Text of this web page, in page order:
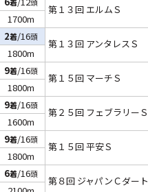
第１３回 エルムＳ
1700m
2着/16頭
第１３回 アンタレスＳ
1800m
9着/16頭
第１５回 マーチＳ
1800m
9着/16頭
第２５回 フェブラリーＳ
1600m
9着/16頭
第１５回 平安Ｓ
1800m
6着/16頭
第８回 ジャパンＣダート